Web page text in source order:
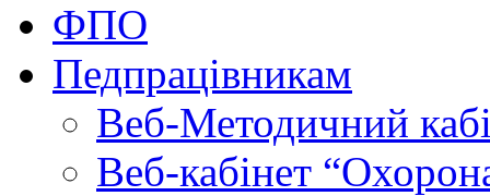
ФПО
Педпрацівникам
Веб-Методичний
Веб-кабінет